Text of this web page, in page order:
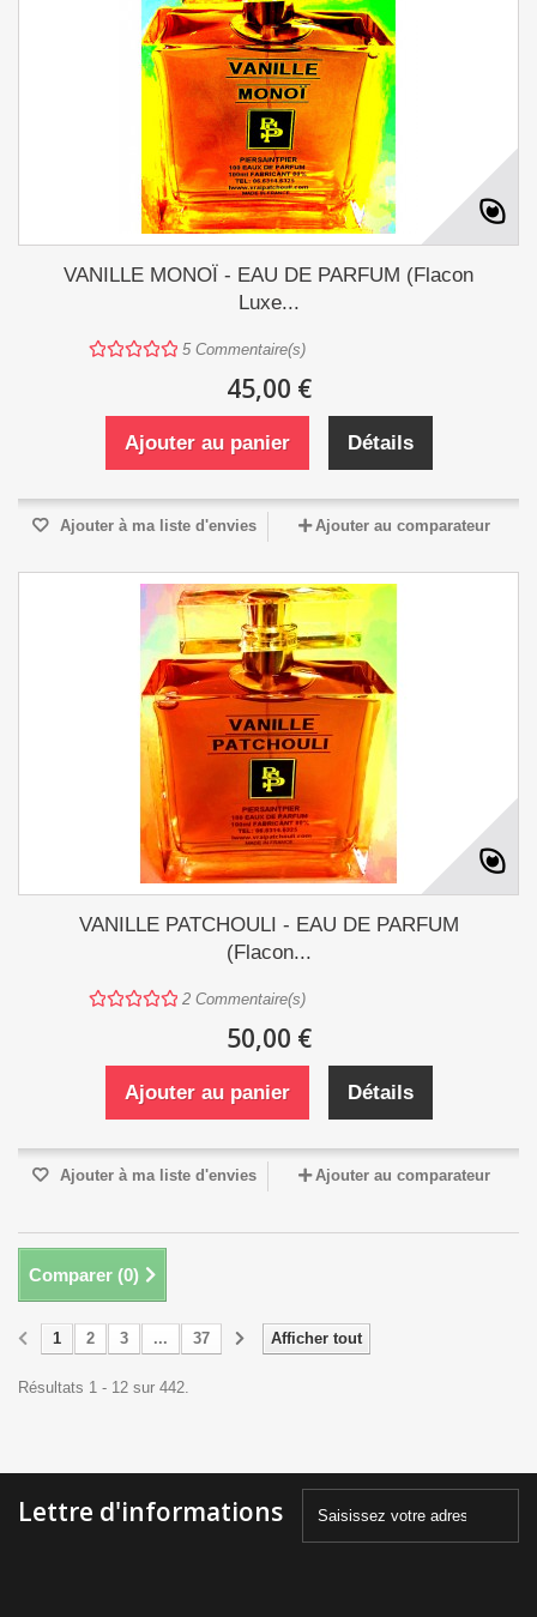
VANILLE MONOÏ - EAU DE PARFUM (Flacon
Luxe...
5 Commentaire(s)
45,00 €
Ajouter au panier Détails
Ajouter à ma liste d'envies Ajouter au comparateur
VANILLE PATCHOULI - EAU DE PARFUM
(Flacon...
2 Commentaire(s)
50,00 €
Ajouter au panier Détails
Ajouter à ma liste d'envies Ajouter au comparateur
Comparer (0)
Afficher tout
1 2 3 ... 37
Résultats 1 - 12 sur 442.
Lettre d'informations